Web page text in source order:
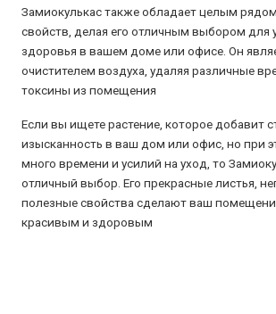
Замиокулькас также обладает целым
свойств, делая его отличным выбором для
здоровья в вашем доме или офисе. Он
очистителем воздуха, удаляя различные
токсины из помещения
Если вы ищете растение, которое добавит
изысканность в ваш дом или офис, но при
много времени и усилий на уход, то
отличный выбор. Его прекрасные листья,
полезные свойства сделают ваш
красивым и здоровым